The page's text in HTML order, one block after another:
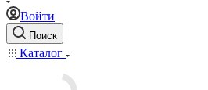
Войти
Поиск
Каталог